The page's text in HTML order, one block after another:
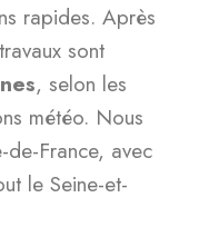
rapides. Après
sont
, selon les
météo. Nous
de-France, avec
le Seine-et-